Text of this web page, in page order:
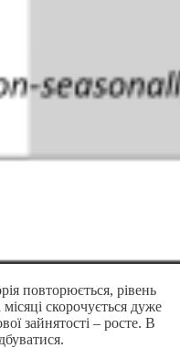
повторюється, рівень
скорочується дуже
зайнятості – росте. В